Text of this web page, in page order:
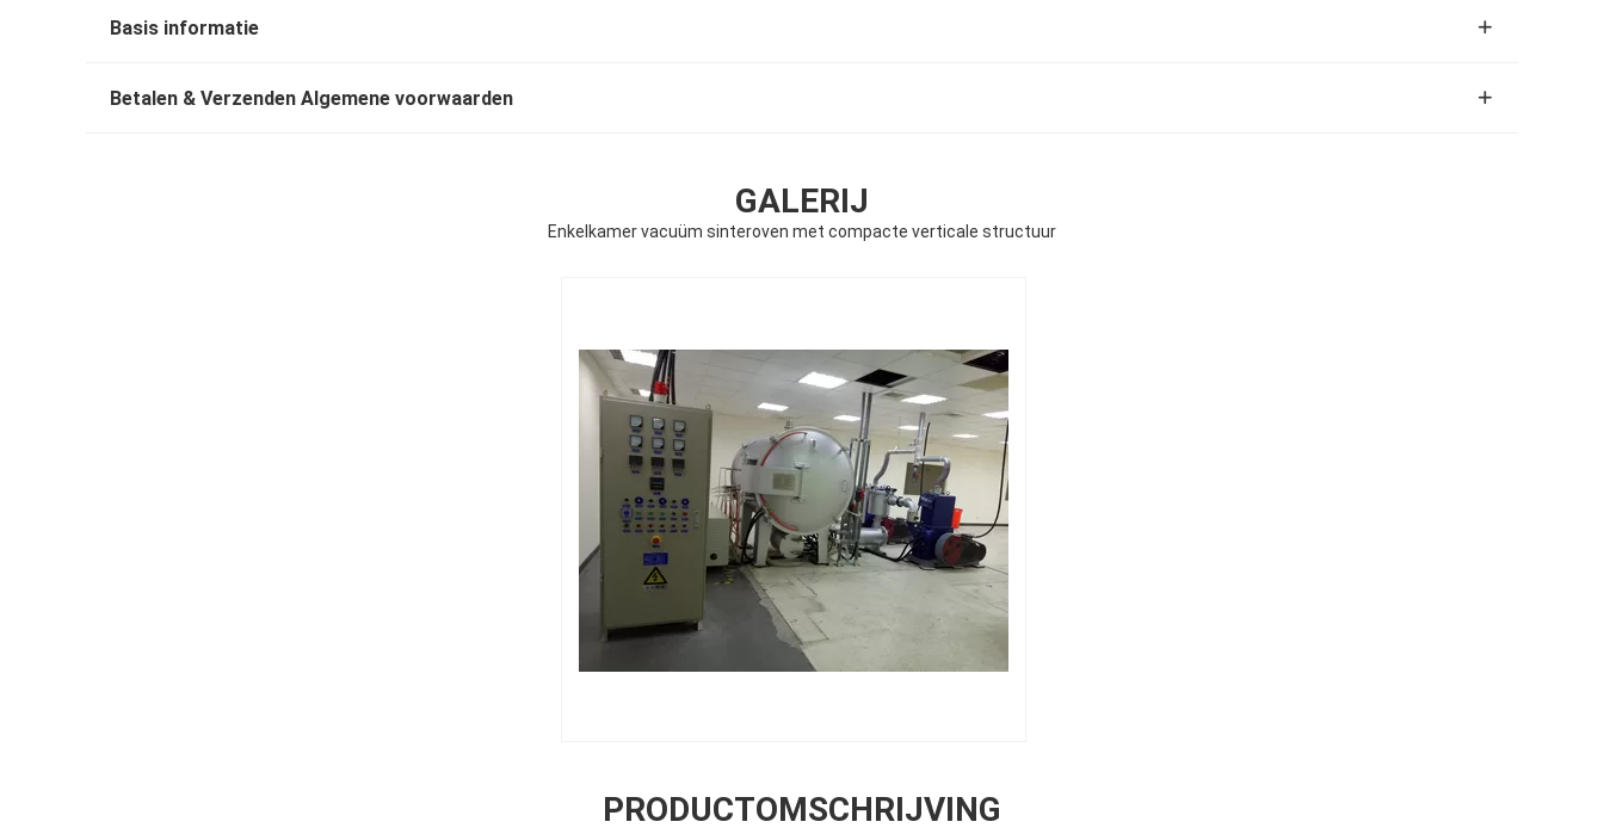
Basis informatie
Betalen & Verzenden Algemene voorwaarden
GALERIJ
Enkelkamer vacuüm sinteroven met compacte verticale structuur
PRODUCTOMSCHRIJVING